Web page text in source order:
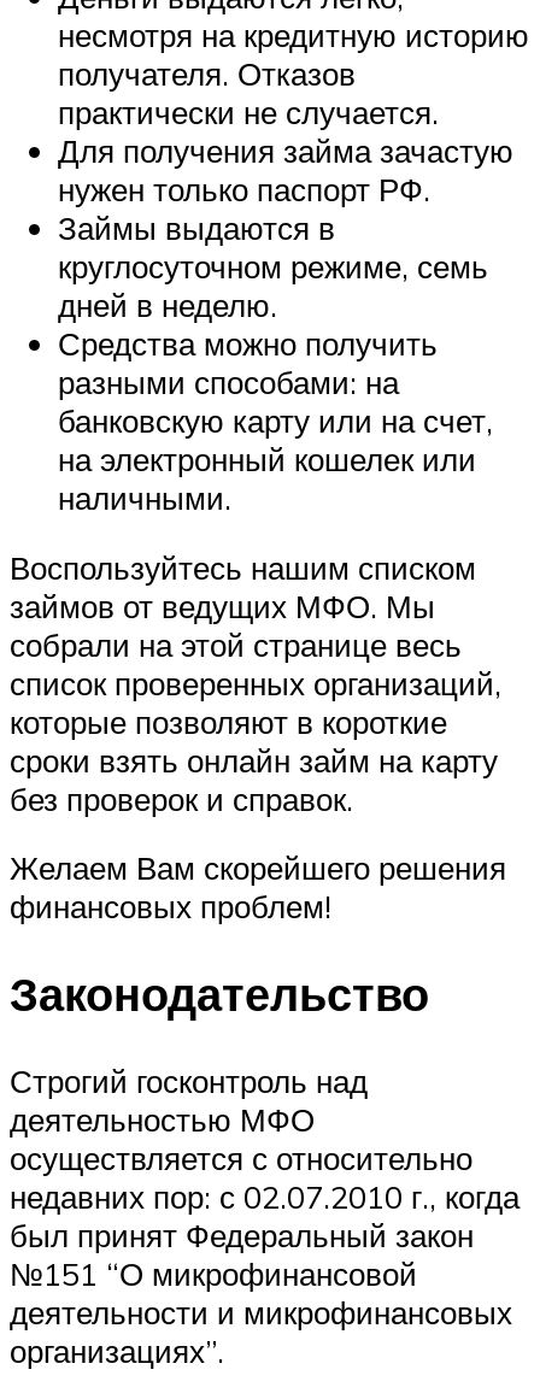
несмотря на кредитную историю
получателя. Отказов
практически не случается.
Для получения займа зачастую
нужен только паспорт РФ.
Займы выдаются в
круглосуточном режиме, семь
дней в неделю.
Средства можно получить
разными способами: на
банковскую карту или на счет,
на электронный кошелек или
наличными.
Воспользуйтесь нашим списком
займов от ведущих МФО. Мы
собрали на этой странице весь
список проверенных организаций,
которые позволяют в короткие
сроки взять онлайн займ на карту
без проверок и справок.
Желаем Вам скорейшего решения
финансовых проблем!
Законодательство
Строгий госконтроль над
деятельностью МФО
осуществляется с относительно
недавних пор: с 02.07.2010 г., когда
был принят Федеральный закон
№151 “О микрофинансовой
деятельности и микрофинансовых
организациях”.